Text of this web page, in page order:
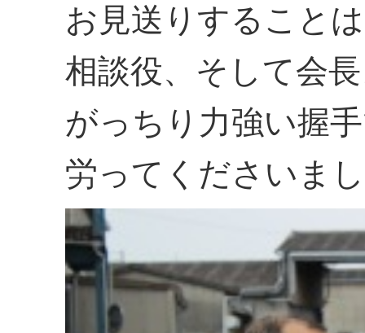
お見送りすること
相談役、そして会
がっちり力強い握
労ってくださいま